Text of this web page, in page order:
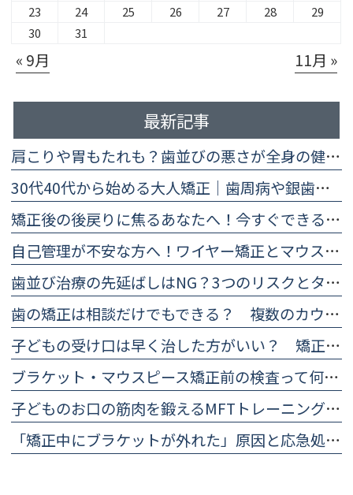
23
24 25 26 27 28
29
30
31
« 9月 11月 »
最新記事
肩こりや胃もたれも？歯並びの悪さが全身の健康に及ぼす5つの影響
30代40代から始める大人矯正｜歯周病や銀歯があっても大丈夫？
矯正後の後戻りに焦るあなたへ！今すぐできる予防法と再治療の目安
自己管理が不安な方へ！ワイヤー矯正とマウスピース矯正の違い比較
歯並び治療の先延ばしはNG？3つのリスクとタイミングを医師が解説
歯の矯正は相談だけでもできる？ 複数のカウンセリングを受けるメリットとは
子どもの受け口は早く治した方がいい？ 矯正した方がいいと言われる理由
ブラケット・マウスピース矯正前の検査って何をする？ 治療計画に欠かせない精密検査について
子どものお口の筋肉を鍛えるMFTトレーニング（口腔筋機能療法）のやり方
「矯正中にブラケットが外れた」原因と応急処置・歯科医院に行くまでの対処法